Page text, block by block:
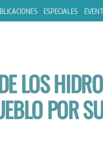
ESPECIALES
LOS
POR